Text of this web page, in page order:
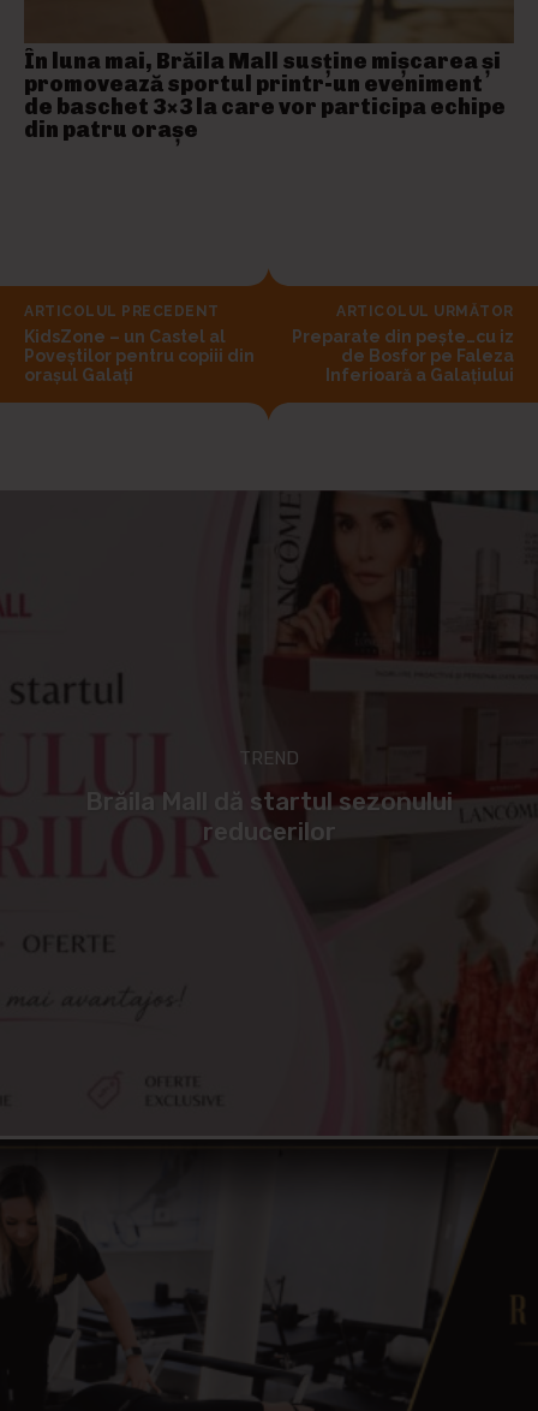
În luna mai, Brăila Mall susține mişcarea și
promovează sportul printr-un eveniment
de baschet 3×3 la care vor participa echipe
din patru orașe
ARTICOLUL PRECEDENT
KidsZone – un Castel al
Poveștilor pentru copiii din
orașul Galați
ARTICOLUL URMĂTOR
Preparate din pește…cu iz
de Bosfor pe Faleza
Inferioară a Galaţiului
TREND
Brăila Mall dă startul sezonului
reducerilor